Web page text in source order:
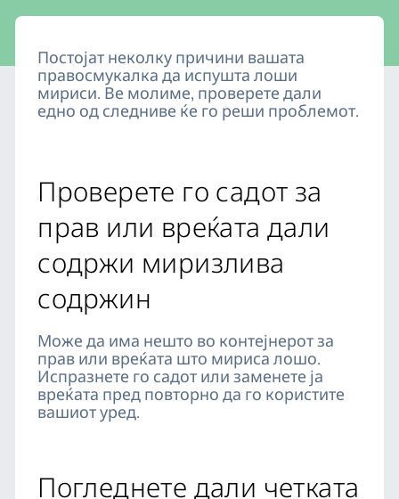
Постојат неколку причини вашата
правосмукалка да испушта лоши
мириси. Ве молиме, проверете дали
едно од следниве ќе го реши проблемот.
Проверете го садот за
прав или вреќата дали
содржи миризлива
содржин
Може да има нешто во контејнерот за
прав или вреќата што мириса лошо.
Испразнете го садот или заменете ја
вреќата пред повторно да го користите
вашиот уред.
Погледнете дали четката